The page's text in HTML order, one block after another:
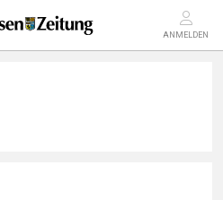
ANMELDEN